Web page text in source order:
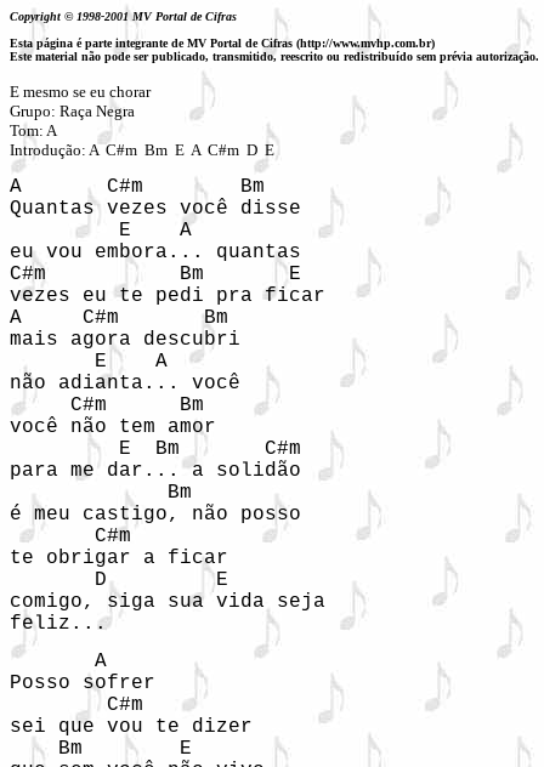
Copyright © 1998-2001 MV Portal de Cifras
Esta página é parte integrante de MV Portal de Cifras (http://www.mvhp.com.br)
Este material não pode ser publicado, transmitido, reescrito ou redistribuído sem prévia autorização.
E mesmo se eu chorar
Grupo: Raça Negra
Tom: A
Introdução: A  C#m  Bm  E  A  C#m  D  E
A       C#m        Bm
Quantas vezes você disse
         E    A
eu vou embora... quantas
C#m           Bm       E
vezes eu te pedi pra ficar
A     C#m       Bm
mais agora descubri
       E    A
não adianta... você
     C#m      Bm
você não tem amor
         E  Bm       C#m
para me dar... a solidão
             Bm
é meu castigo, não posso
       C#m
te obrigar a ficar
       D         E
comigo, siga sua vida seja
feliz...
       A
Posso sofrer
        C#m
sei que vou te dizer
    Bm        E